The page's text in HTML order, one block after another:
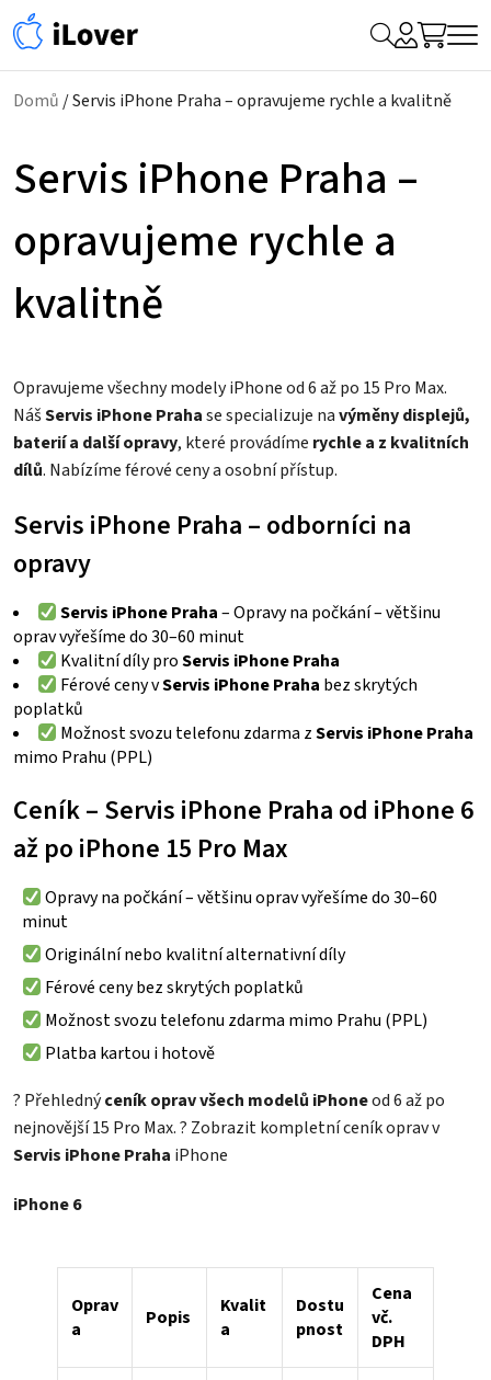
Hledat
My
Account
Domů / Servis iPhone Praha – opravujeme rychle a kvalitně
Servis iPhone Praha –
opravujeme rychle a
kvalitně
Opravujeme všechny modely iPhone od 6 až po 15 Pro Max.
NášServis iPhone Prahase specializuje navýměny displejů,
baterií a další opravy, které provádíme rychle a z kvalitních
dílů. Nabízíme férové ceny a osobní přístup.
Servis iPhone Praha – odborníci na
opravy
Servis iPhone Praha– Opravy na počkání – většinu
oprav vyřešíme do 30–60 minut
Kvalitní díly proServis iPhone Praha
Férové ceny vServis iPhone Praha bez skrytých
poplatků
Možnost svozu telefonu zdarma zServis iPhone Praha
mimo Prahu (PPL)
Ceník – Servis iPhone Praha od iPhone 6
až po iPhone 15 Pro Max
Opravy na počkání – většinu oprav vyřešíme do 30–60
minut
Originální nebo kvalitní alternativní díly
Férové ceny bez skrytých poplatků
Možnost svozu telefonu zdarma mimo Prahu (PPL)
Platba kartou i hotově
? Přehlednýceník oprav všech modelů iPhoneod 6 až po
nejnovější 15 Pro Max. ? Zobrazit kompletní ceník oprav v
Servis iPhone Praha iPhone
iPhone 6
Oprav
a
Popis
Kvalit
a
Dostu
pnost
Cena
vč.
DPH